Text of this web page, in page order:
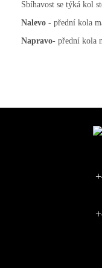
Sbíhavost se týká kol
Nalevo - přední kola
Napravo- přední kola